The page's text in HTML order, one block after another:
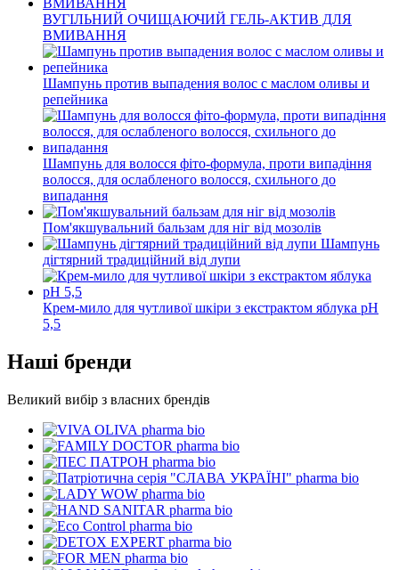
ВУГІЛЬНИЙ ОЧИЩАЮЧИЙ ГЕЛЬ-АКТИВ ДЛЯ
ВМИВАННЯ
Шампунь против выпадения волос с маслом оливы и
репейника
Шампунь для волосся фіто-формула, проти випадіння
волосся, для ослабленого волосся, схильного до
випадання
Пом'якшувальний бальзам для ніг від мозолів
Шампунь
дігтярний традиційний від лупи
Крем-мило для чутливої шкіри з екстрактом яблука рН
5,5
Наші бренди
Великий вибір з власних брендів
pharma bio
pharma bio
pharma bio
pharma bio
pharma bio
pharma bio
pharma bio
pharma bio
pharma bio